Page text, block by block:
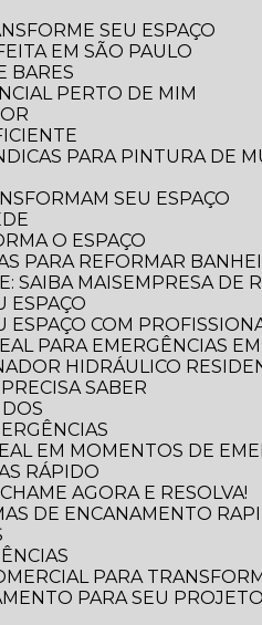
SEU ESPAÇO
EM SÃO PAULO
BARES
PERTO DE MIM
DICAS PARA PINTURA DE
SEU ESPAÇO
O ESPAÇO
PARA REFORMAR
SAIBA MAIS
EMPRESA DE
ESPAÇO
ESPAÇO COM
PARA EMERGÊNCIAS
HIDRÁULICO
SABER
EM MOMENTOS DE
RÁPIDO
AGORA E RESOLVA!
DE ENCANAMENTO
PARA
PARA SEU PROJETO